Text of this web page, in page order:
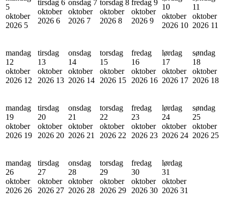
5
oktober
2026 5
tirsdag 6
oktober
2026 6
onsdag 7
oktober
2026 7
torsdag 8
oktober
2026 8
fredag 9
oktober
2026 9
10
oktober
2026 10
11
oktober
2026 11
mandag
12
oktober
2026 12
tirsdag
13
oktober
2026 13
onsdag
14
oktober
2026 14
torsdag
15
oktober
2026 15
fredag
16
oktober
2026 16
lørdag
17
oktober
2026 17
søndag
18
oktober
2026 18
mandag
19
oktober
2026 19
tirsdag
20
oktober
2026 20
onsdag
21
oktober
2026 21
torsdag
22
oktober
2026 22
fredag
23
oktober
2026 23
lørdag
24
oktober
2026 24
søndag
25
oktober
2026 25
mandag
26
oktober
2026 26
tirsdag
27
oktober
2026 27
onsdag
28
oktober
2026 28
torsdag
29
oktober
2026 29
fredag
30
oktober
2026 30
lørdag
31
oktober
2026 31